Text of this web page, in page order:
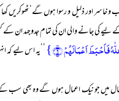
و خاسر اور ذلیل و رسوا ہوں گے‘
لیے کی جانے والی ان کی تمام جدوجہد ان
اَعۡمَالَہُمۡ ﴿۹﴾}
’’یہ اس لیے
جو نیک اعمال ہوں گے وہ بھی سب